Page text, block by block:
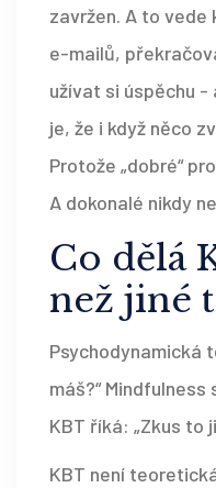
zavržen. A to
e-mailů,
užívat si úspěchu -
je, že i když něco
Protože „dobré“
A dokonalé nikdy
Co dělá
než jiné
Psychodynamická
máš?“ Mindfulness
KBT říká: „Zkus to
KBT není